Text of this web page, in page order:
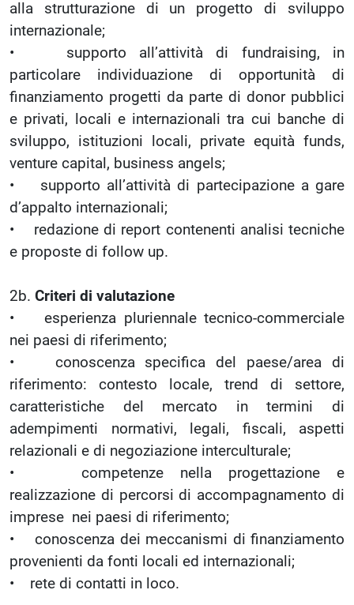
alla strutturazione di un progetto di sviluppo
internazionale;
• supporto all’attività di fundraising, in
particolare individuazione di opportunità di
finanziamento progetti da parte di donor pubblici
e privati, locali e internazionali tra cui banche di
sviluppo, istituzioni locali, private equità funds,
venture capital, business angels;
• supporto all’attività di partecipazione a gare
d’appalto internazionali;
• redazione di report contenenti analisi tecniche
e proposte di follow up.
2b. Criteri di valutazione
• esperienza pluriennale tecnico-commerciale
nei paesi di riferimento;
• conoscenza specifica del paese/area di
riferimento: contesto locale, trend di settore,
caratteristiche del mercato in termini di
adempimenti normativi, legali, fiscali, aspetti
relazionali e di negoziazione interculturale;
• competenze nella progettazione e
realizzazione di percorsi di accompagnamento di
imprese nei paesi di riferimento;
• conoscenza dei meccanismi di finanziamento
provenienti da fonti locali ed internazionali;
• rete di contatti in loco.